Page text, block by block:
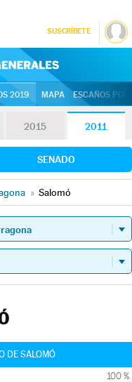
SUSCRÍBETE
2019 MAPA ESCAÑOS
2015 2011
SENADO
» Salomó
DE SALOMÓ
100 %